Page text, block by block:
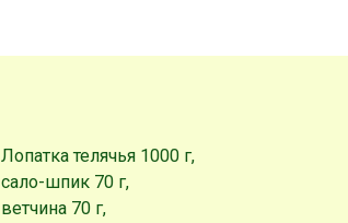
Лопатка телячья 1000 г,
сало-шпик 70 г,
ветчина 70 г,